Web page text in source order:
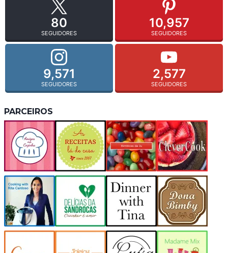
80
SEGUIDORES
10,957
SEGUIDORES
9,571
SEGUIDORES
2,577
SEGUIDORES
PARCEIROS